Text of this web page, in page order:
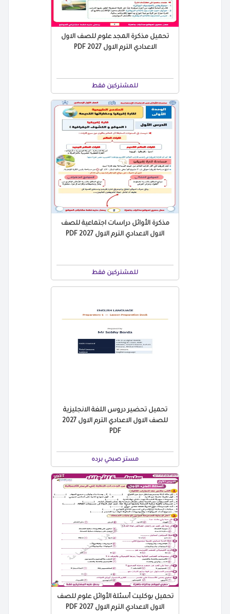
تحميل مذكرة المجد علوم للصف الاول
الاعدادي الترم الاول 2027 PDF
للمشتركين فقط
مذكرة الأوائل دراسات اجتماعية للصف
الاول الاعدادي الترم الاول 2027 PDF
للمشتركين فقط
تحميل تحضير دروس اللغة الانجليزية
للصف الاول الاعدادي الترم الاول 2027
PDF
مستر صبحي برده
تحميل بوكليت أسئلة الأوائل علوم للصف
الاول الاعدادي الترم الاول 2027 PDF